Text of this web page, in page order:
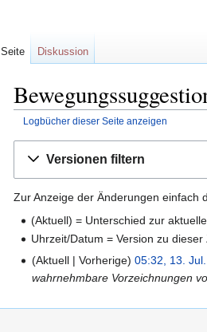
Logbücher dieser Seite anzeigen
Navigation
Suche
Versionen filtern
Zur Anzeige der Änderungen einfach
(Aktuell) = Unterschied zur
Uhrzeit/Datum = Version zu
Aktuell
Vorherige 05:32, 13.
wahrnehmbare Vorzeichnungen
Seite Diskussion